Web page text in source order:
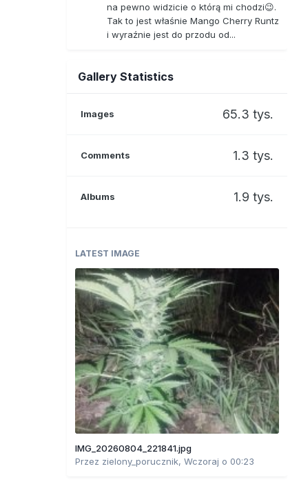
na pewno widzicie o którą mi chodzi😉.
Tak to jest właśnie Mango Cherry Runtz
i wyraźnie jest do przodu od...
Gallery Statistics
Images 65.3 tys.
Comments 1.3 tys.
Albums 1.9 tys.
LATEST IMAGE
IMG_20260804_221841.jpg
Przez zielony_porucznik, Wczoraj o 00:23